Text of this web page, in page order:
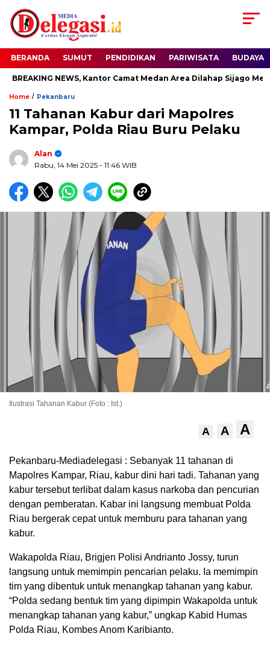
BERANDA SUMUT PENDIDIKAN PARIWISATA BUDAYA
NEWS, Kantor Camat Medan Area Dilahap Sijago Merah
Home / Pekanbaru
11 Tahanan Kabur dari Mapolres
Kampar, Polda Riau Buru Pelaku
Alan
Rabu, 14 Mei 2025 - 11:46 WIB
Ilustrasi Tahanan Kabur (Foto : Ist.)
A A A
Pekanbaru-Mediadelegasi : Sebanyak 11 tahanan di
Mapolres Kampar, Riau, kabur dini hari tadi. Tahanan yang
kabur tersebut terlibat dalam kasus narkoba dan pencurian
dengan pemberatan. Kabar ini langsung membuat Polda
Riau bergerak cepat untuk memburu para tahanan yang
kabur.
Wakapolda Riau, Brigjen Polisi Andrianto Jossy, turun
langsung untuk memimpin pencarian pelaku. Ia memimpin
tim yang dibentuk untuk menangkap tahanan yang kabur.
“Polda sedang bentuk tim yang dipimpin Wakapolda untuk
menangkap tahanan yang kabur,” ungkap Kabid Humas
Polda Riau, Kombes Anom Karibianto.